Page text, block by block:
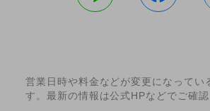
営業日時や料金などが変更になってい
す。最新の情報は公式HPなどでご確認